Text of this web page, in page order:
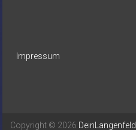
Impressum
Copyright © 2026 DeinLangenfeld